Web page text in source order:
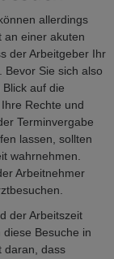
allerdings
an einer akuten
der Arbeitgeber Ihr
Bevor Sie sich also
auf die
Rechte und
Terminvergabe
lassen, sollten
wahrnehmen.
Arbeitnehmer
der Arbeitszeit
Besuche in
daran, dass